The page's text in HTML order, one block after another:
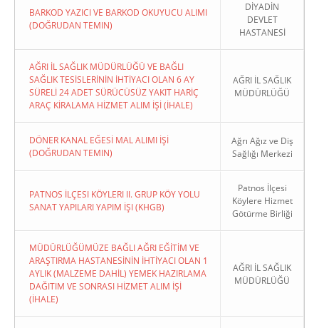
BARKOD YAZICI VE BARKOD OKUYUCU ALIMI
(DOĞRUDAN TEMIN)
DİYADİN
DEVLET
HASTANESİ
AĞRI İL SAĞLIK MÜDÜRLÜĞÜ VE BAĞLI
SAĞLIK TESİSLERİNİN İHTİYACI OLAN 6 AY
SÜRELİ 24 ADET SÜRÜCÜSÜZ YAKIT HARİÇ
ARAÇ KİRALAMA HİZMET ALIM İŞİ (İHALE)
AĞRI İL SAĞLIK
MÜDÜRLÜĞÜ
DÖNER KANAL EĞESİ MAL ALIMI İŞİ
(DOĞRUDAN TEMIN)
Ağrı Ağız ve Diş
Sağlığı Merkezi
PATNOS İLÇESI KÖYLERI II. GRUP KÖY YOLU
SANAT YAPILARI YAPIM İŞI (KHGB)
Patnos İlçesi
Köylere Hizmet
Götürme Birliği
MÜDÜRLÜĞÜMÜZE BAĞLI AĞRI EĞİTİM VE
ARAŞTIRMA HASTANESİNİN İHTİYACI OLAN 1
AYLIK (MALZEME DAHİL) YEMEK HAZIRLAMA
DAĞITIM VE SONRASI HİZMET ALIM İŞİ
(İHALE)
AĞRI İL SAĞLIK
MÜDÜRLÜĞÜ